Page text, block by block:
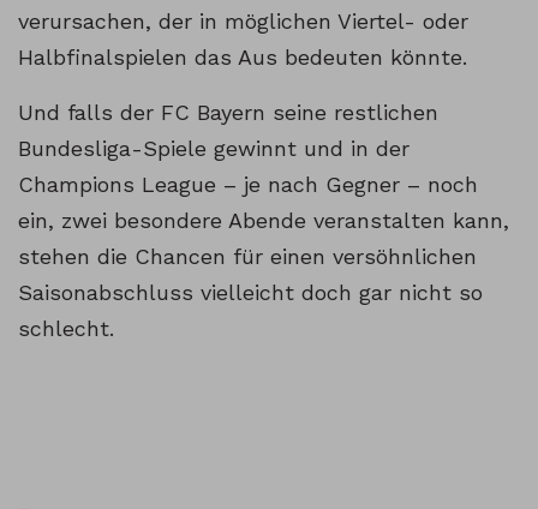
verursachen, der in möglichen Viertel- oder
Halbfinalspielen das Aus bedeuten könnte.
Und falls der FC Bayern seine restlichen
Bundesliga-Spiele gewinnt und in der
Champions League – je nach Gegner – noch
ein, zwei besondere Abende veranstalten kann,
stehen die Chancen für einen versöhnlichen
Saisonabschluss vielleicht doch gar nicht so
schlecht.